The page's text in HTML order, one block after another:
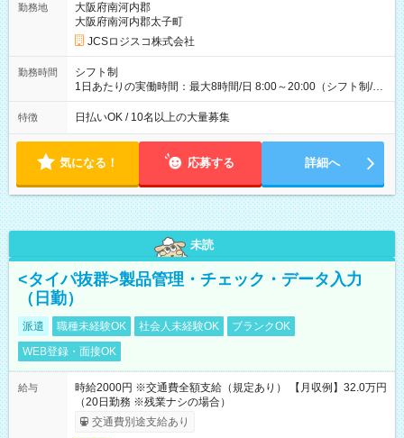
万円／週6日稼働 ・地方郊外エリア 月収40万円／週5日稼働 月
収40万円~50万円／週6日稼働 ＜モデルイメージ＞ ■月収50万
円 (27歳男性/江東区在住)※元建築関係 1日150個配達×25日勤務
(日休み) ■月収80万円(43歳男性/墨田区在住)※元営業 1日200個
勤務地
大阪府南河内郡
大阪府南河内郡太子町
JCSロジスコ株式会社
勤務時間
シフト制
1日あたりの実働時間：最大8時間/日 8:00～20:00（シフト制/実
働8時間） ※週5日勤務（場所次第では週4も有り） ※配達状況
によって時間外での勤務可能性有り ※案件により多少の前後あ
特徴 日払いOK / 10名以上の大量募集
気になる！ 応募する 詳細へ
未読
<タイパ抜群>製品管理・チェック・データ入力
（日勤）
派遣 職種未経験OK 社会人未経験OK
ブランクOK
WEB登録・面接OK
給与
時給2000円 ※交通費全額支給（規定あり） 【月収例】32.0万円
（20日勤務 ※残業ナシの場合）
交通費別途支給あり